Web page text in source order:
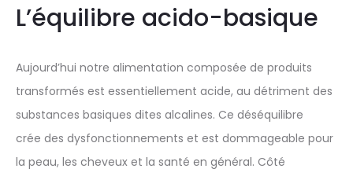
L’équilibre acido-basique
Aujourd’hui notre alimentation composée de produits
transformés est essentiellement acide, au détriment des
substances basiques dites alcalines. Ce déséquilibre
crée des dysfonctionnements et est dommageable pour
la peau, les cheveux et la santé en général. Côté